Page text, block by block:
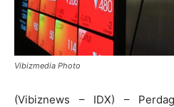
Vibizmedia Photo
(Vibiznews – IDX) –